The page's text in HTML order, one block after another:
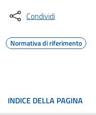
Condividi
Normativa di riferimento
INDICE DELLA PAGINA